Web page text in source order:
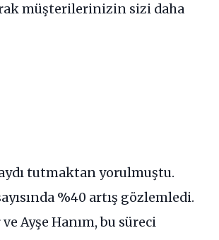
müşterilerinizin sizi daha
tutmaktan yorulmuştu.
%40 artış gözlemledi.
Ayşe Hanım, bu süreci